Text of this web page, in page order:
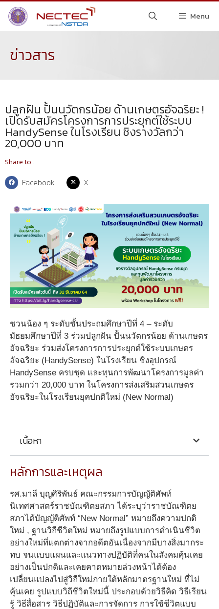
Menu
ข่าวสาร
ปลูกฝัน ปั้นนวัตกรน้อย ด้านเกษตรอัจฉริยะ !
เปิดรับสมัครโครงการการประยุกต์ใช้ระบบ
HandySense ในโรงเรียน ชิงรางวัลกว่า
20,000 บาท
Share to...
Facebook X
ชวนน้อง ๆ ระดับชั้นประถมศึกษาปีที่ 4 – ระดับ
มัธยมศึกษาปีที่ 3 ร่วมปลูกฝัน ปั้นนวัตกรน้อย ด้านเกษตร
อัจฉริยะ ร่วมส่งโครงการการประยุกต์ใช้ระบบเกษตร
อัจฉริยะ (HandySense) ในโรงเรียน ชิงอุปกรณ์
HandySense ครบชุด และทุนการพัฒนาโครงการมูลค่า
รวมกว่า 20,000 บาท ในโครงการส่งเสริมสวนเกษตร
อัจฉริยะในโรงเรียนยุคปกติใหม่ (New Normal)
เนื้อหา
หลักการและเหตุผล
รศ.มาลี บุญศิริพันธ์ คณะกรรมการบัญญัติศัพท์
นิเทศศาสตร์ราชบัณฑิตยสภา ได้ระบุว่าราชบัณฑิตย
สภาได้บัญญัติศัพท์ “New Normal” หมายถึงความปกติ
ใหม่ , ฐานวิถีชีวิตใหม่ หมายถึงรูปแบบการดำเนินชีวิต
อย่างใหม่ที่แตกต่างจากอดีตอันเนื่องจากมีบางสิ่งมากระ
ทบ จนแบบแผนและแนวทางปฏิบัติที่คนในสังคมคุ้นเคย
อย่างเป็นปกติและเคยคาดหมายล่วงหน้าได้ต้อง
เปลี่ยนแปลงไปสู่วิถีใหม่ภายใต้หลักมาตรฐานใหม่ ที่ไม่
คุ้นเคย รูปแบบวิถีชีวิตใหม่นี้ ประกอบด้วยวิธีคิด วิธีเรียน
รู้ วิธีสื่อสาร วิธีปฏิบัติและการจัดการ การใช้ชีวิตแบบ